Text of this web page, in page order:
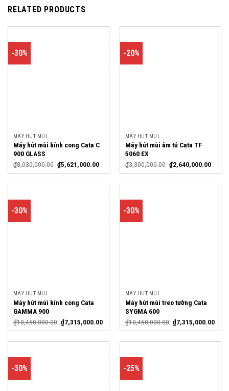
RELATED PRODUCTS
-30%
MÁY HÚT MÙI
Máy hút mùi kính cong Cata C
900 GLASS
₫8,030,000.00 ₫5,621,000.00
-20%
MÁY HÚT MÙI
Máy hút mùi âm tủ Cata TF
5060 EX
₫3,300,000.00 ₫2,640,000.00
-30%
MÁY HÚT MÙI
Máy hút mùi kính cong Cata
GAMMA 900
₫10,450,000.00 ₫7,315,000.00
-30%
MÁY HÚT MÙI
Máy hút mùi treo tường Cata
SYGMA 600
₫10,450,000.00 ₫7,315,000.00
-30% -25%